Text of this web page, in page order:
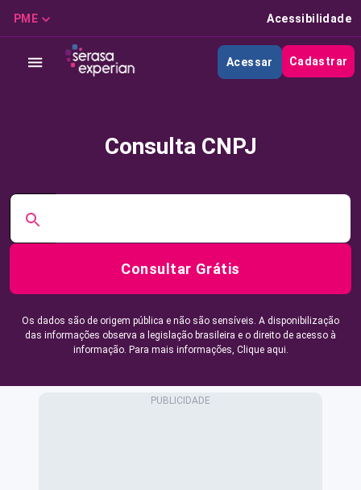
PME Acessibilidade
Acessar Cadastrar
Consulta CNPJ
Consultar Grátis
Os dados são de origem pública e não são sensíveis. A disponibilização
das informações observa a legislação brasileira e o direito de acesso à
informação. Para mais informações, Clique aqui.